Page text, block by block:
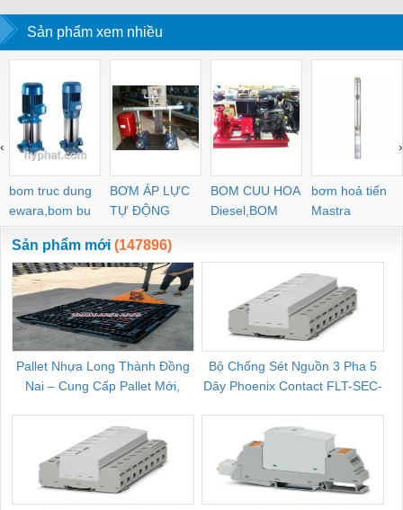
Sản phẩm xem nhiều
bom truc dung
ewara,bom bu
ewara
BƠM ÁP LỰC
TỰ ĐỘNG
BOM CUU HOA
Diesel,BOM
CHUA CHAY
bơm hoả tiển
Mastra
‹ ›
Sản phẩm mới (147896)
Pallet Nhựa Long Thành Đồng
Nai – Cung Cấp Pallet Mới,
Bộ Chống Sét Nguồn 3 Pha 5
Dây Phoenix Contact FLT-SEC-